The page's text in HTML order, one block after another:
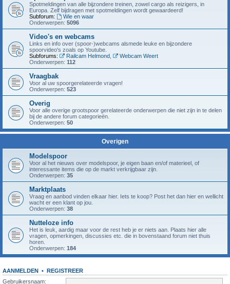
Spotmeldingen van alle bijzondere treinen, zowel cargo als reizigers, in
Europa. Zelf bijdragen met spotmeldingen wordt gewaardeerd!
Subforum:
Wie en waar
Onderwerpen: 5096
Video's en webcams
Links en info over (spoor-)webcams alsmede leuke en bijzondere
spoorvideo's zoals op Youtube.
Subforums:
Railcam Helmond,
Webcam Weert
Onderwerpen: 112
Vraagbak
Voor al uw spoorgerelateerde vragen!
Onderwerpen: 523
Overig
Voor alle overige grootspoor gerelateerde onderwerpen die niet zijn in te delen
bij de andere forum categorieën.
Onderwerpen: 50
Overigen
Modelspoor
Voor al het nieuws over modelspoor, je eigen baan en/of materieel, of
interessante items die op de markt verkrijgbaar zijn.
Onderwerpen: 35
Marktplaats
Vraag en aanbod vinden elkaar hier. Iets te koop? Post het dan hier en wellicht
wacht er een klant op jou.
Onderwerpen: 38
Nutteloze info
Het is leuk, aardig maar voor de rest heb je er niets aan. Plaats hier alle
vragen, opmerkingen, discussies etc. die in bovenstaand forum niet thuis
horen.
Onderwerpen: 184
AANMELDEN • REGISTREER
Gebruikersnaam: